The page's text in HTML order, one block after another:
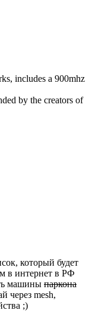
includes a 900mhz
by the creators of
который будет
в интернет в РФ
машины паркона
через mesh,
;)